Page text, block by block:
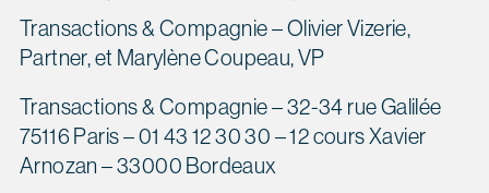
Transactions & Compagnie – Olivier Vizerie,
Partner, et Marylène Coupeau, VP
Transactions & Compagnie – 32-34 rue Galilée
75116 Paris – 01 43 12 30 30 – 12 cours Xavier
Arnozan – 33000 Bordeaux